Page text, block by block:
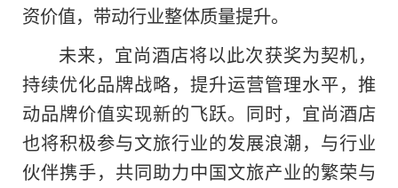
资价值，带动行业整体质量提升。
未来，宜尚酒店将以此次获奖为契机，
持续优化品牌战略，提升运营管理水平，推
动品牌价值实现新的飞跃。同时，宜尚酒店
也将积极参与文旅行业的发展浪潮，与行业
伙伴携手，共同助力中国文旅产业的繁荣与